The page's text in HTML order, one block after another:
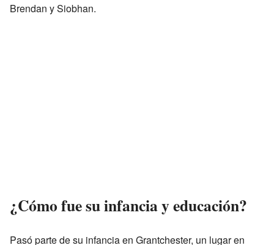
Brendan y Siobhan.
¿Cómo fue su infancia y educación?
Pasó parte de su infancia en Grantchester, un lugar en